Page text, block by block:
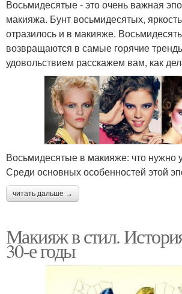
Восьмидесятые - это очень важная
макияжа. Бунт восьмидесятых,
отразилось и в макияже.
возвращаются в самые горячие
удовольствием расскажем вам, как
Восьмидесятые в макияже: что нужно
Среди основных особенностей этой
читать дальше →
Макияж в стил.
30-е годы